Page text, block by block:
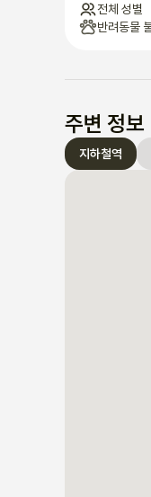
전체 성별
반려동물
주변 정보
지하철역